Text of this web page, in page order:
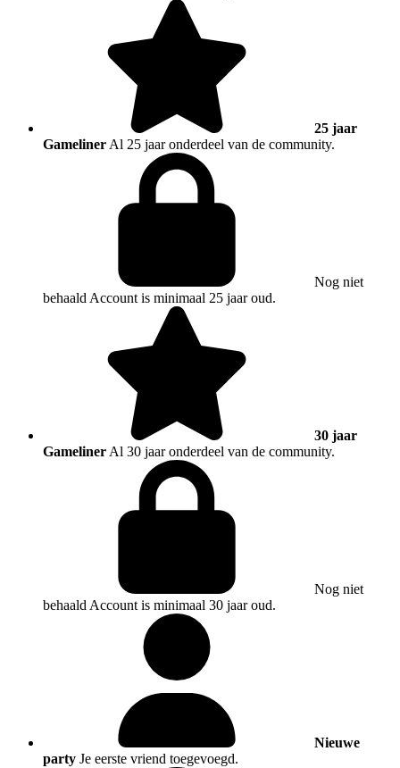
25 jaar
Gameliner Al 25 jaar onderdeel van de community.
Nog niet
behaald Account is minimaal 25 jaar oud.
30 jaar
Gameliner Al 30 jaar onderdeel van de community.
Nog niet
behaald Account is minimaal 30 jaar oud.
Nieuwe
party Je eerste vriend toegevoegd.